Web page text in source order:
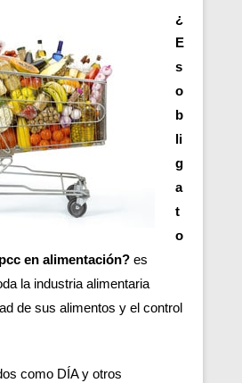
¿
E
s
o
b
li
g
a
t
o
en alimentación? es
la industria alimentaria
de sus alimentos y el control
como DÍA y otros